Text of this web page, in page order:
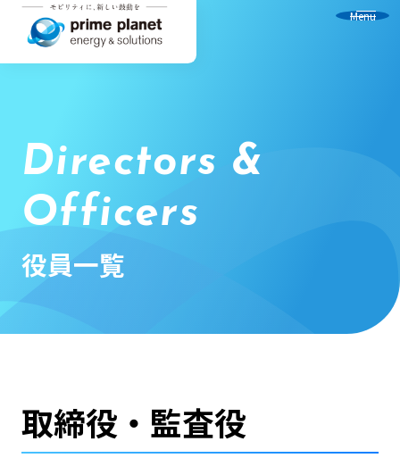
Menu
Directors &
Officers
役員一覧
取締役・監査役